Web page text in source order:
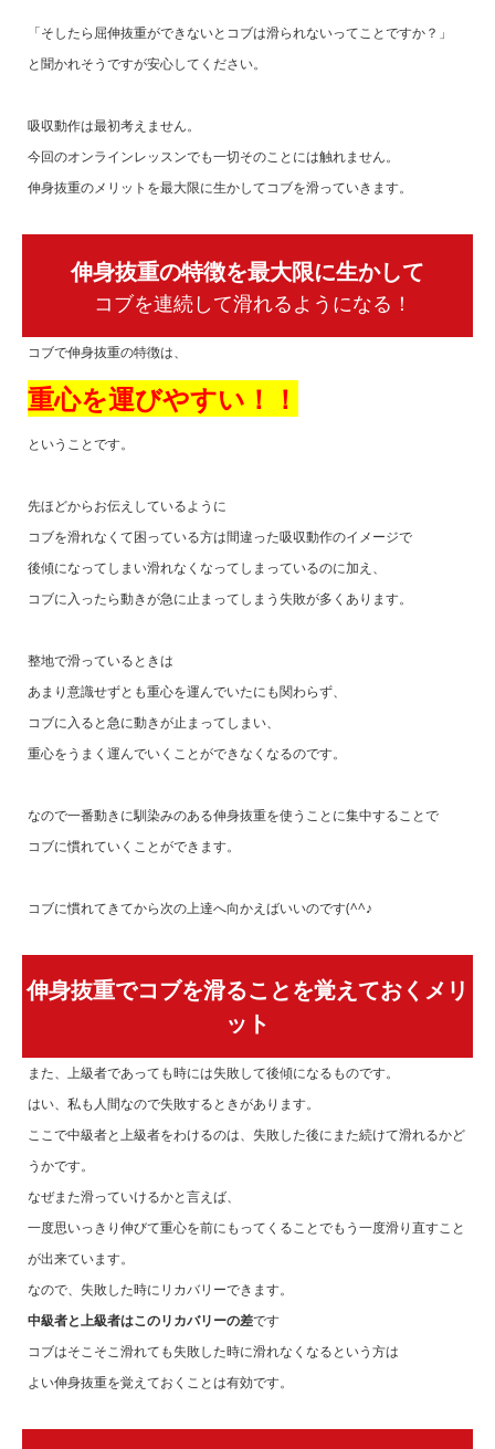
「そしたら屈伸抜重ができないとコブは滑られないってことですか？」
と聞かれそうですが安心してください。
吸収動作は最初考えません。
今回のオンラインレッスンでも一切そのことには触れません。
伸身抜重のメリットを最大限に生かしてコブを滑っていきます。
伸身抜重の特徴を最大限に生かして
コブを連続して滑れるようになる！
コブで伸身抜重の特徴は、
重心を運びやすい！！
ということです。
先ほどからお伝えしているように
コブを滑れなくて困っている方は間違った吸収動作のイメージで
後傾になってしまい滑れなくなってしまっているのに加え、
コブに入ったら動きが急に止まってしまう失敗が多くあります。
整地で滑っているときは
あまり意識せずとも重心を運んでいたにも関わらず、
コブに入ると急に動きが止まってしまい、
重心をうまく運んでいくことができなくなるのです。
なので一番動きに馴染みのある伸身抜重を使うことに集中することで
コブに慣れていくことができます。
コブに慣れてきてから次の上達へ向かえばいいのです(^^♪
伸身抜重でコブを滑ることを覚えておくメリ
ット
また、上級者であっても時には失敗して後傾になるものです。
はい、私も人間なので失敗するときがあります。
ここで中級者と上級者をわけるのは、失敗した後にまた続けて滑れるかど
うかです。
なぜまた滑っていけるかと言えば、
一度思いっきり伸びて重心を前にもってくることでもう一度滑り直すこと
が出来ています。
なので、失敗した時にリカバリーできます。
中級者と上級者はこのリカバリーの差です
コブはそこそこ滑れても失敗した時に滑れなくなるという方は
よい伸身抜重を覚えておくことは有効です。